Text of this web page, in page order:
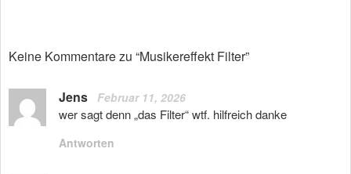
Keine Kommentare zu “Musikereffekt Filter”
Jens Februar 11, 2026
wer sagt denn „das Filter“ wtf. hilfreich danke
Antworten